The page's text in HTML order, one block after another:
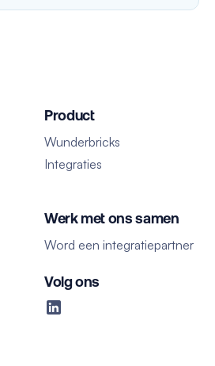
Product
Wunderbricks
Integraties
Werk met ons samen
Word een integratiepartner
Volg ons